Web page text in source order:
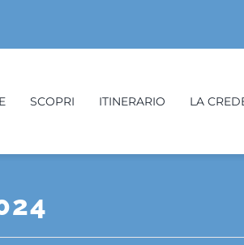
SCOPRI ITINERARIO LA